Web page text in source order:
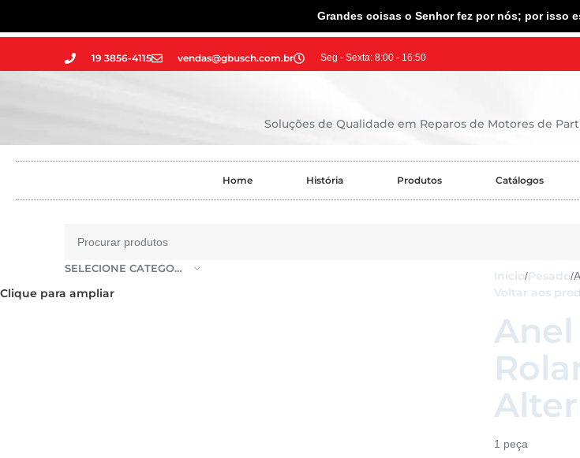
Grandes coisas o Senhor fez por nós; por isso
19 3856-4115 vendas@gbusch.com.br Seg - Sexta: 8:00 - 16:50
Soluções de Qualidade em Reparos de Motores de
Home História Produtos Catálogos
SELECIONE CATEGORIA
Clique para ampliar
Início Pesado
Voltar aos
1 peça